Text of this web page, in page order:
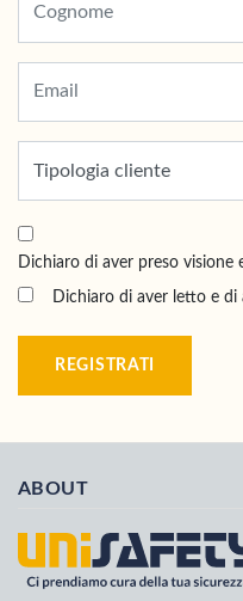
Dichiaro di aver preso visione
Dichiaro di aver letto e di
REGISTRATI
ABOUT